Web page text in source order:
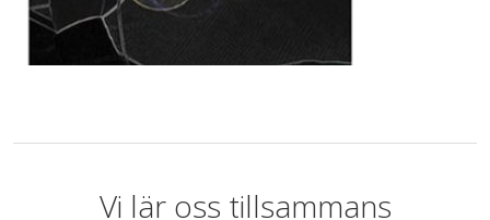
Vi lär oss tillsammans